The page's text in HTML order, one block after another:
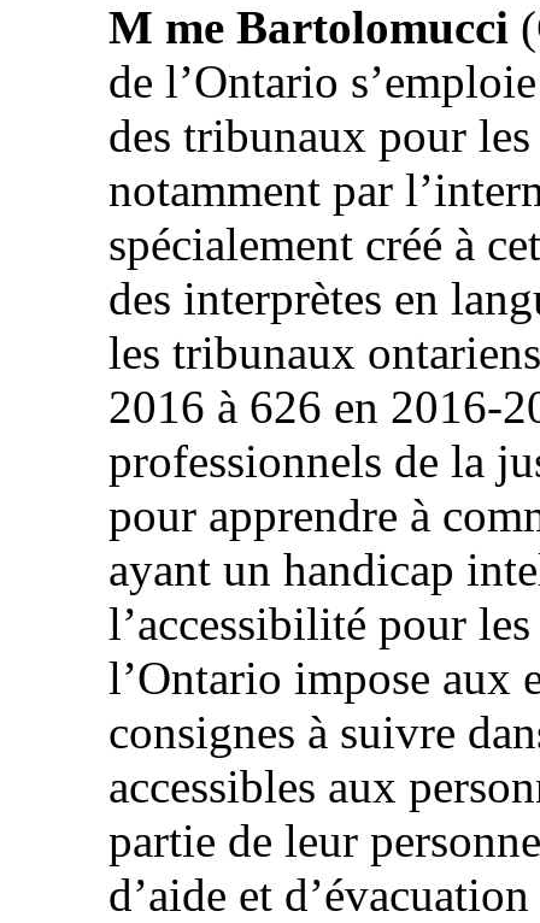
M me Bartolomucci
de l’Ontario
des tribunaux pour les
notamment par
spécialement créé à
des interprètes en
les tribunaux
2016 à 626 en
professionnels de la
pour apprendre à
ayant un handicap
l’accessibilité pour
l’Ontario impose aux
consignes à suivre
accessibles aux
partie de leur
d’aide et